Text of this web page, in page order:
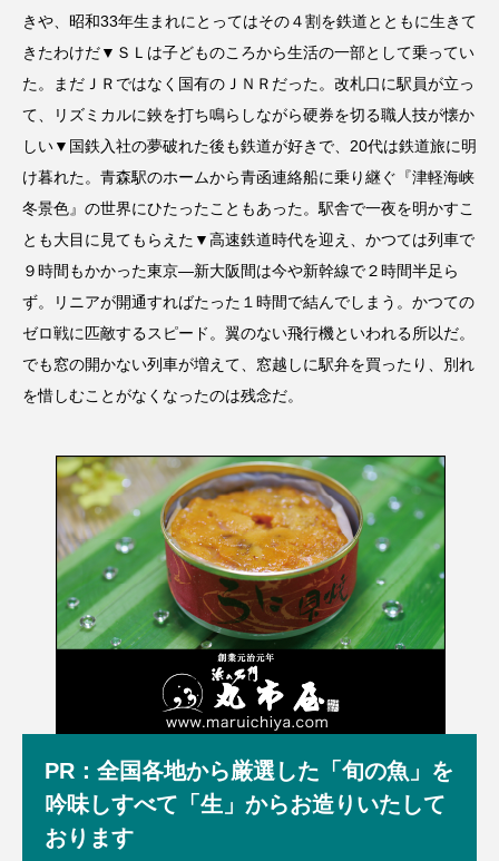
きや、昭和33年生まれにとってはその４割を鉄道とともに生きて
きたわけだ▼ＳＬは子どものころから生活の一部として乗ってい
た。まだＪＲではなく国有のＪＮＲだった。改札口に駅員が立っ
て、リズミカルに鋏を打ち鳴らしながら硬券を切る職人技が懐か
しい▼国鉄入社の夢破れた後も鉄道が好きで、20代は鉄道旅に明
け暮れた。青森駅のホームから青函連絡船に乗り継ぐ『津軽海峡
冬景色』の世界にひたったこともあった。駅舎で一夜を明かすこ
とも大目に見てもらえた▼高速鉄道時代を迎え、かつては列車で
９時間もかかった東京―新大阪間は今や新幹線で２時間半足ら
ず。リニアが開通すればたった１時間で結んでしまう。かつての
ゼロ戦に匹敵するスピード。翼のない飛行機といわれる所以だ。
でも窓の開かない列車が増えて、窓越しに駅弁を買ったり、別れ
を惜しむことがなくなったのは残念だ。
PR：全国各地から厳選した「旬の魚」を
吟味しすべて「生」からお造りいたして
おります